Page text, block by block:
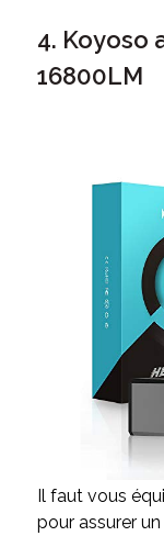
4. Koyoso
16800LM
Il faut vous
pour assurer